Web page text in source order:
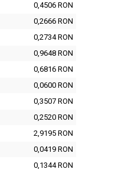
0,4506 RON
0,2666 RON
0,2734 RON
0,9648 RON
0,6816 RON
0,0600 RON
0,3507 RON
0,2520 RON
2,9195 RON
0,0419 RON
0,1344 RON